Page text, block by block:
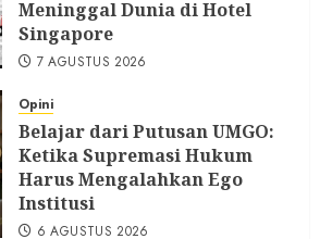
Meninggal Dunia di Hotel
Singapore
7 AGUSTUS 2026
Opini
Belajar dari Putusan UMGO:
Ketika Supremasi Hukum
Harus Mengalahkan Ego
Institusi
6 AGUSTUS 2026